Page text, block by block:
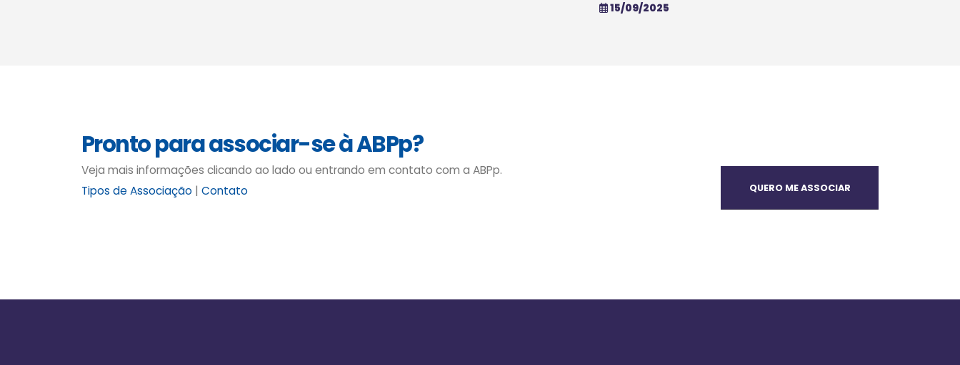
15/09/2025
Pronto para associar-se à ABPp?
Veja mais informações clicando ao lado ou entrando em contato com a ABPp.
Tipos de Associação | Contato QUERO ME ASSOCIAR